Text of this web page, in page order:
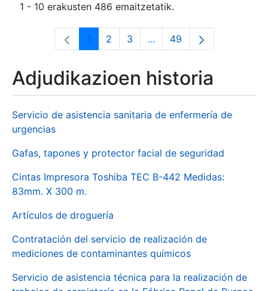
1 - 10 erakusten 486 emaitzetatik.
Orrialdea
1 Orrialdea
2 Orrialdea
3 ...Intermediate Pages Use
Orrialdea
49
Adjudikazioen historia
Servicio de asistencia sanitaria de enfermería de
urgencias
Gafas, tapones y protector facial de seguridad
Cintas Impresora Toshiba TEC B-442 Medidas:
83mm. X 300 m.
Artículos de droguería
Contratación del servicio de realización de
mediciones de contaminantes químicos
Servicio de asistencia técnica para la realización de